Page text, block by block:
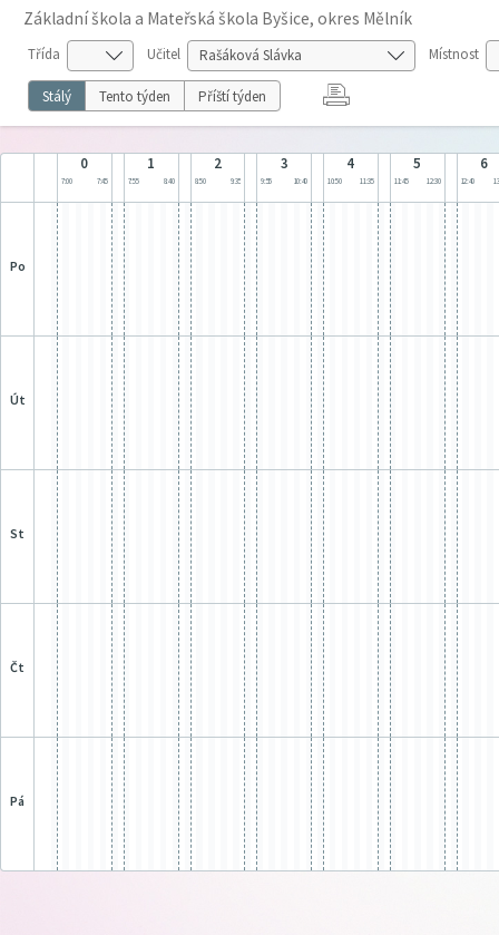
Základní škola a Mateřská škola Byšice, okres Mělník
Třída Učitel Místnost
Stálý Tento týden Příští týden
0
7:00 7:45
1
7:55 8:40
2
8:50 9:35
3
9:55 10:40
4
10:50 11:35
5
11:45 12:30
6
12:40
po
út
st
čt
pá